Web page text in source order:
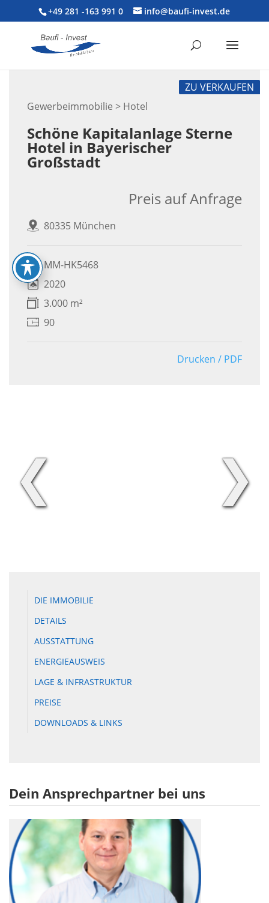
+49 281 -163 991 0 info@baufi-invest.de
Gewerbeimmobilie > Hotel
ZU VERKAUFEN
Schöne Kapitalanlage Sterne
Hotel in Bayerischer
Großstadt
80335 München
Preis auf Anfrage
MM-HK5468
2020
3.000 m²
90
Drucken / PDF
❮ ❯
DIE IMMOBILIE
DETAILS
AUSSTATTUNG
ENERGIEAUSWEIS
LAGE & INFRASTRUKTUR
PREISE
DOWNLOADS & LINKS
Dein Ansprechpartner bei uns